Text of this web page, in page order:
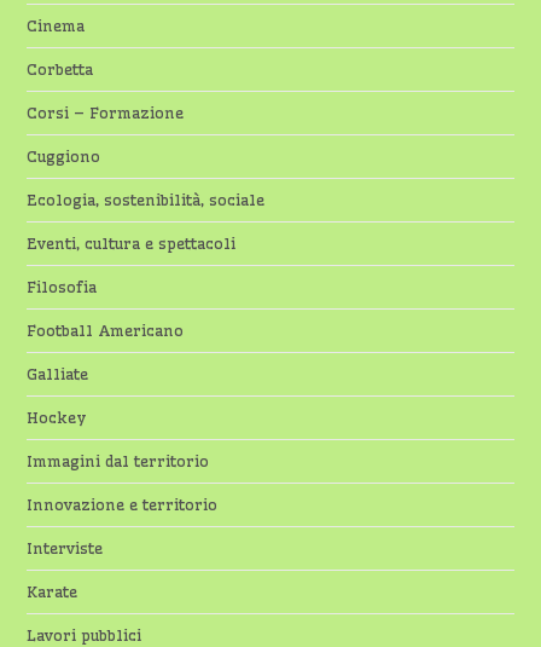
Cinema
Corbetta
Corsi – Formazione
Cuggiono
Ecologia, sostenibilità, sociale
Eventi, cultura e spettacoli
Filosofia
Football Americano
Galliate
Hockey
Immagini dal territorio
Innovazione e territorio
Interviste
Karate
Lavori pubblici